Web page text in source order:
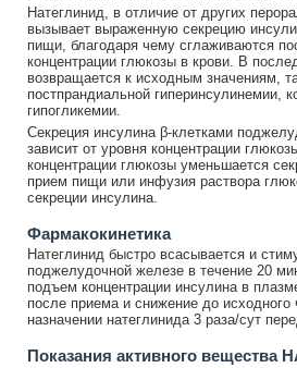
Натеглинид, в отличие от других
вызывает выраженную секрецию
пищи, благодаря чему сглаживаются
концентрации глюкозы в крови. В
возвращается к исходным значениям,
постпрандиальной гиперинсулинемии,
гипогликемии.
Секреция инсулина β-клетками
зависит от уровня концентрации
концентрации глюкозы уменьшается
прием пищи или инфузия раствора
секреции инсулина.
Фармакокинетика
Натеглинид быстро всасывается и
поджелудочной железе в течение 20
подъем концентрации инсулина в
после приема и снижение до
назначении натеглинида 3 раза/сут
Показания активного